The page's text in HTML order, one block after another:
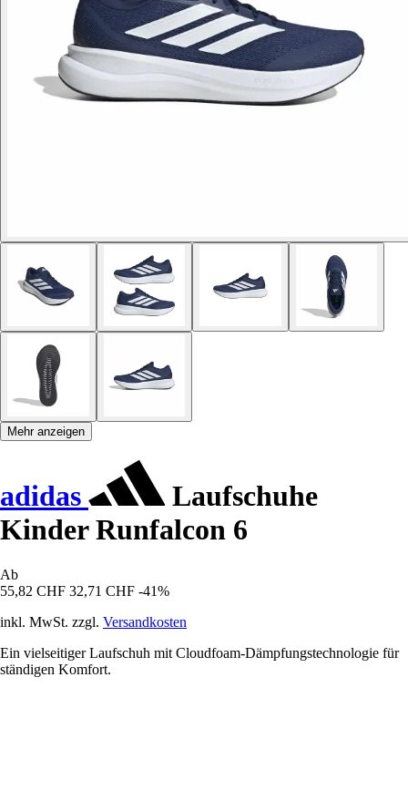
Mehr anzeigen
adidas
Laufschuhe
Kinder Runfalcon 6
Ab
55,82 CHF 32,71 CHF -41%
inkl. MwSt. zzgl. Versandkosten
Ein vielseitiger Laufschuh mit Cloudfoam-Dämpfungstechnologie für
ständigen Komfort.